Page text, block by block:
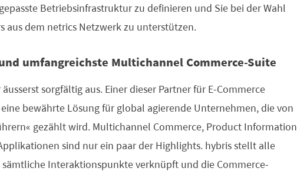
Betriebsinfrastruktur zu definieren und Sie bei der Wahl
dem netrics Netzwerk zu unterstützen.
umfangreichste Multichannel Commerce-Suite
sorgfältig aus. Einer dieser Partner für E-Commerce
eine bewährte Lösung für global agierende Unternehmen, die von
gezählt wird. Multichannel Commerce, Product Information
sind nur ein paar der Highlights. hybris stellt alle
Interaktionspunkte verknüpft und die Commerce-